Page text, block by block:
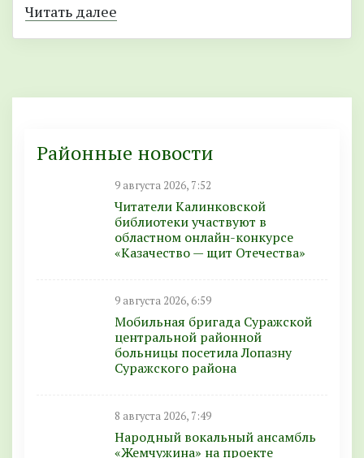
Читать далее
Районные новости
9 августа 2026, 7:52
Читатели Калинковской
библиотеки участвуют в
областном онлайн-конкурсе
«Казачество — щит Отечества»
9 августа 2026, 6:59
Мобильная бригада Суражской
центральной районной
больницы посетила Лопазну
Суражского района
8 августа 2026, 7:49
Народный вокальный ансамбль
«Жемчужина» на проекте